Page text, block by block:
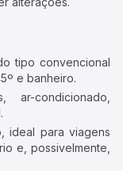
tipo convencional
e banheiro.
ar-condicionado,
ideal para viagens
e, possivelmente,